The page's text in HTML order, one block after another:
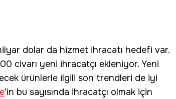
dolar da hizmet ihracatı hedefi var.
civarı yeni ihracatçı ekleniyor. Yeni
ürünlerle ilgili son trendleri de iyi
'in bu sayısında ihracatçı olmak için